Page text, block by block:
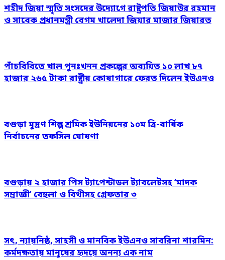
শহীদ জিয়া স্মৃতি সংসদের উদ্যোগে রাষ্ট্রপতি জিয়াউর রহমান
ও সাবেক প্রধানমন্ত্রী বেগম খালেদা জিয়ার মাজার জিয়ারত
পাঁচবিবিতে খাল পুনঃখনন প্রকল্পের অব্যয়িত ১০ লাখ ৮৭
হাজার ২৬৫ টাকা রাষ্ট্রীয় কোষাগারে ফেরত দিলেন ইউএনও
বগুড়া মুদ্রণ শিল্প শ্রমিক ইউনিয়নের ১০ম ত্রি-বার্ষিক
নির্বাচনের তফসিল ঘোষণা
বগুড়ায় ২ হাজার পিস ট্যাপেন্টাডল ট্যাবলেটসহ ‘মাদক
সম্রাজ্ঞী’ বেহুলা ও বিথীসহ গ্রেফতার ৩
সৎ, ন্যায়নিষ্ঠ, সাহসী ও মানবিক ইউএনও সাবরিনা শারমিন:
কর্মদক্ষতায় মানুষের হৃদয়ে অনন্য এক নাম